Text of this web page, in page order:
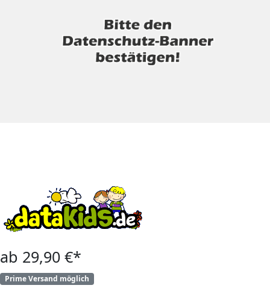
ab 29,90 €*
Prime Versand möglich